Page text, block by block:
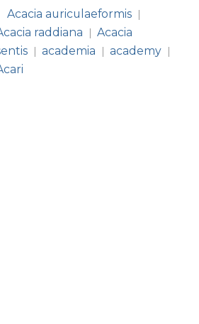
Acacia auriculaeformis |
raddiana | Acacia
| academia | academy |